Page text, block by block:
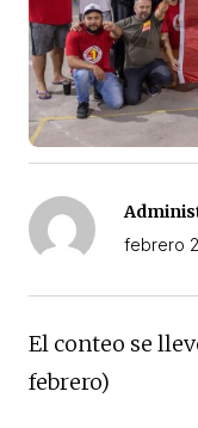
febrero
El conteo se
febrero)